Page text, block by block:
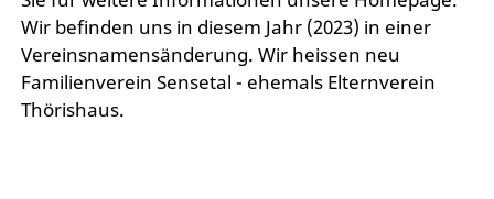
Wir befinden uns in diesem Jahr (2023) in einer
Vereinsnamensänderung. Wir heissen neu
Familienverein Sensetal - ehemals Elternverein
Thörishaus.